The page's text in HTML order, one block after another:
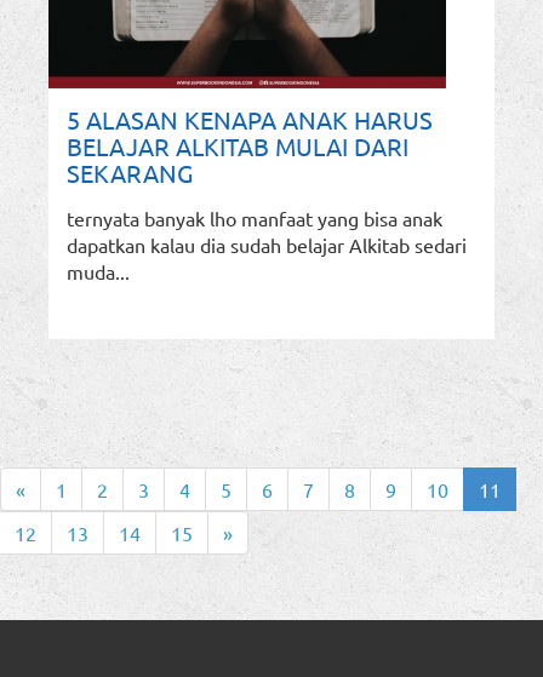
5 ALASAN KENAPA ANAK HARUS
BELAJAR ALKITAB MULAI DARI
SEKARANG
ternyata banyak lho manfaat yang bisa anak
dapatkan kalau dia sudah belajar Alkitab sedari
muda...
« 1 2 3 4 5 6 7 8 9 10
11
12
13 14 15 »